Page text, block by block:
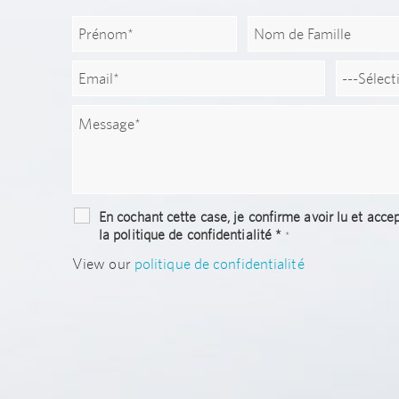
En cochant cette case, je confirme avoir lu et
la politique de confidentialité * *
View our politique de confidentialité